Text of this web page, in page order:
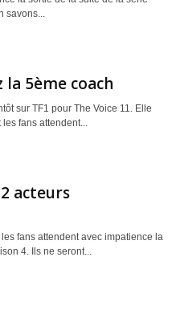
savons...
la 5ème coach
sur TF1 pour The Voice 11. Elle
fans attendent...
acteurs
fans attendent avec impatience la
4. Ils ne seront...